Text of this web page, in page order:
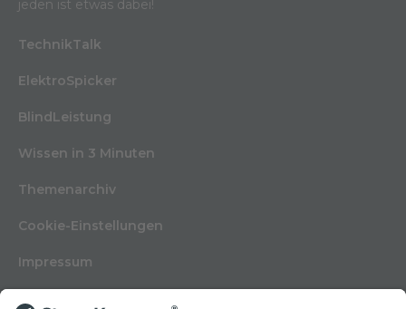
jeden ist etwas dabei!
TechnikTalk
ElektroSpicker
BlindLeistung
Wissen in 3 Minuten
Themenarchiv
Cookie-Einstellungen
Impressum